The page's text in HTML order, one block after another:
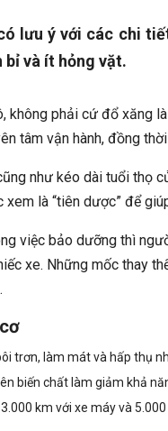
lưu ý với các chi
bỉ và ít hỏng vặt.
không phải cứ đổ xăng
tâm vận hành, đồng
như kéo dài tuổi thọ
là “tiên dược” để
việc bảo dưỡng thì
xe. Những mốc thay
trơn, làm mát và hấp thụ
biến chất làm giảm khả
km với xe máy và